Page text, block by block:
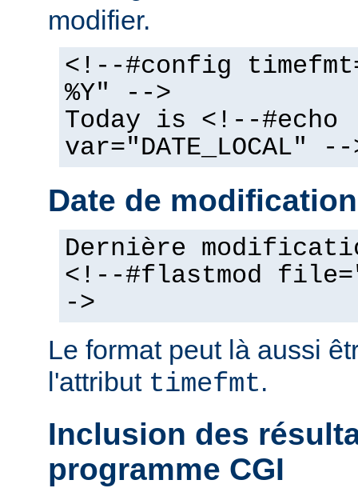
modifier.
<!--#config
%Y" -->
Today is <!--#echo
var="DATE_LOCAL" --
Date de
Dernière
<!--#flastmod
->
Le format peut là aussi
l'attribut timefmt.
Inclusion des
programme CGI